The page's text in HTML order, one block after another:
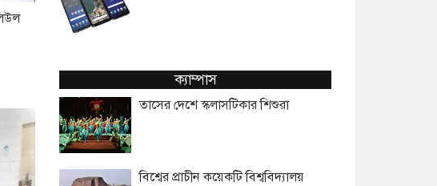
ক্যাম্পাস
তাসের দেশে স্কলাসটিকার শিশুরা
বিশ্বের প্রাচীন কয়েকটি বিশ্ববিদ্যালয়